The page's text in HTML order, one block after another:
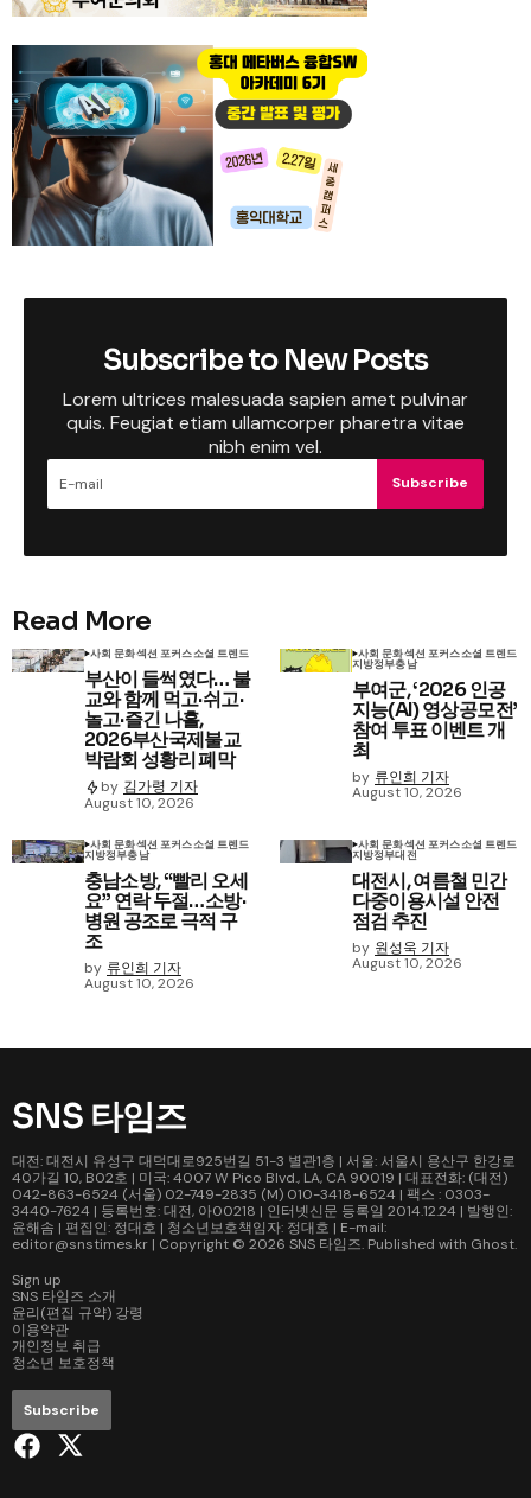
Subscribe to New Posts
Lorem ultrices malesuada sapien amet pulvinar
quis. Feugiat etiam ullamcorper pharetra vitae
nibh enim vel.
Subscribe
Read More
사회 문화섹션 포커스소셜 트렌드
부산이 들썩였다… 불
교와 함께 먹고·쉬고·
놀고·즐긴 나흘,
2026부산국제불교
박람회 성황리 폐막
by 김가령 기자
August 10, 2026
사회 문화섹션 포커스소셜 트렌드
지방정부충남
부여군, ‘2026 인공
지능(AI) 영상공모전’
참여 투표 이벤트 개
최
by 류인희 기자
August 10, 2026
사회 문화섹션 포커스소셜 트렌드
지방정부충남
충남소방, “빨리 오세
요” 연락 두절…소방·
병원 공조로 극적 구
조
by 류인희 기자
August 10, 2026
사회 문화섹션 포커스소셜 트렌드
지방정부대전
대전시, 여름철 민간
다중이용시설 안전
점검 추진
by 원성욱 기자
August 10, 2026
SNS 타임즈
대전: 대전시 유성구 대덕대로925번길 51-3 별관1층 | 서울: 서울시 용산구 한강로
40가길 10, B02호 | 미국: 4007 W Pico Blvd., LA, CA 90019 | 대표전화: (대전)
042-863-6524 (서울) 02-749-2835 (M) 010-3418-6524 | 팩스 : 0303-
3440-7624 | 등록번호: 대전, 아00218 | 인터넷신문 등록일 2014.12.24 | 발행인:
윤해솜 | 편집인: 정대호 | 청소년보호책임자: 정대호 | E-mail:
editor@snstimes.kr | Copyright © 2026 SNS 타임즈. Published with Ghost.
Sign up
SNS 타임즈 소개
윤리(편집 규약) 강령
이용약관
개인정보 취급
청소년 보호정책
Subscribe